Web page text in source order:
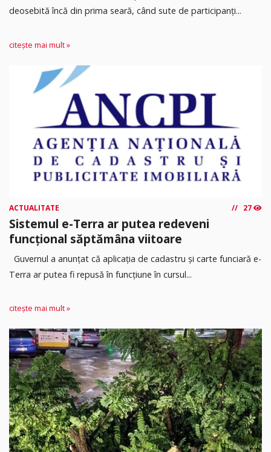
deosebită încă din prima seară, când sute de participanți...
citește mai mult »
ACTUALITATE 27
Sistemul e-Terra ar putea redeveni
funcțional săptămâna viitoare
Guvernul a anunțat că aplicația de cadastru și carte funciară e-
Terra ar putea fi repusă în funcțiune în cursul...
citește mai mult »